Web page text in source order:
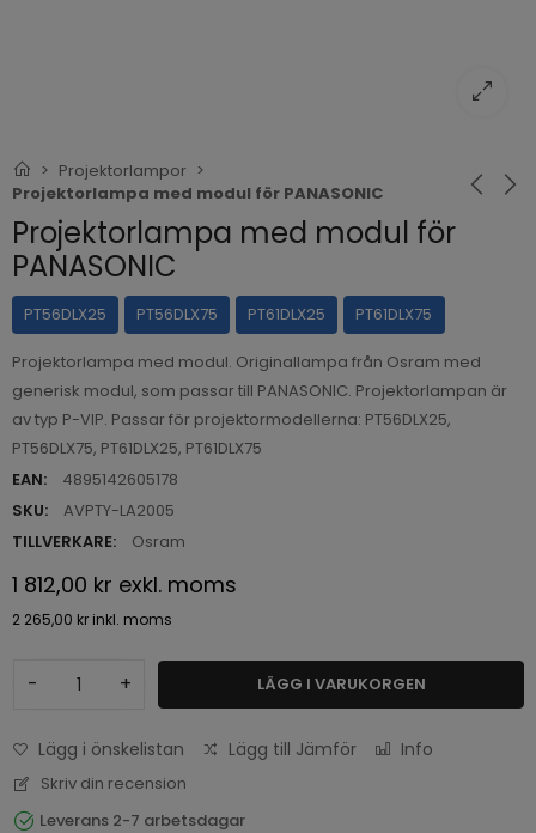
Projektorlampor
Projektorlampa med modul för PANASONIC
Projektorlampa med modul för
PANASONIC
PT56DLX25 PT56DLX75 PT61DLX25 PT61DLX75
Projektorlampa med modul. Originallampa från Osram med
generisk modul, som passar till PANASONIC. Projektorlampan är
av typ P-VIP. Passar för projektormodellerna: PT56DLX25,
PT56DLX75, PT61DLX25, PT61DLX75
EAN:
4895142605178
SKU:
AVPTY-LA2005
TILLVERKARE:
Osram
1 812,00 kr exkl. moms
2 265,00 kr inkl. moms
- + LÄGG I VARUKORGEN
Lägg i önskelistan Lägg till Jämför Info
Skriv din recension
Leverans 2-7 arbetsdagar